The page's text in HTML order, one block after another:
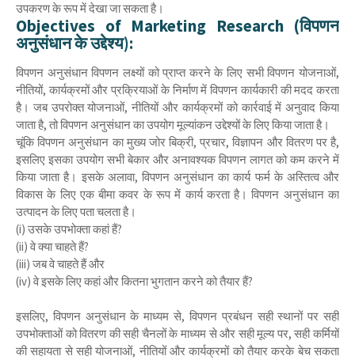
उपकरण के रूप में देखा जा सकता है।
Objectives of Marketing Research (विपणन
अनुसंधान के उद्देश्य):
विपणन अनुसंधान विपणन लक्ष्यों को प्राप्त करने के लिए सभी विपणन योजनाओं,
नीतियों, कार्यक्रमों और प्रक्रियाओं के निर्माण में विपणन कार्यकारी की मदद करता
है। जब उपरोक्त योजनाओं, नीतियों और कार्यक्रमों को कार्रवाई में अनुवाद किया
जाता है, तो विपणन अनुसंधान का उपयोग मूल्यांकन उद्देश्यों के लिए किया जाता है।
चूंकि विपणन अनुसंधान का मुख्य जोर बिक्री, प्रचार, विज्ञापन और वितरण पर है,
इसलिए इसका उपयोग सभी बेकार और अनावश्यक विपणन लागत को कम करने में
किया जाता है। इसके अलावा, विपणन अनुसंधान का कार्य फर्म के अस्तित्व और
विकास के लिए एक बीमा कवर के रूप में कार्य करता है। विपणन अनुसंधान का
उत्पादन के लिए पता चलता है।
(i) उसके उपभोक्ता कहां हैं?
(ii) वे क्या चाहते हैं?
(iii) जब वे चाहते हैं और
(iv) वे इसके लिए कहां और कितना भुगतान करने को तैयार हैं?
इसलिए, विपणन अनुसंधान के माध्यम से, विपणन प्रबंधन सही स्थानों पर सही
उपभोक्ताओं को वितरण की सही चैनलों के माध्यम से और सही मूल्य पर, सही कर्मियों
की सहायता से सही योजनाओं, नीतियों और कार्यक्रमों को तैयार करके बेच सकता